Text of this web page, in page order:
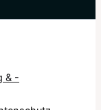
& -